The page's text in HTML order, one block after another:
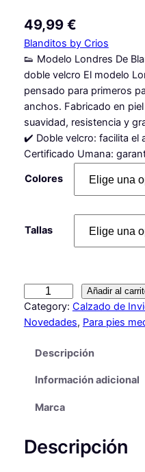
49,99 €
Blanditos by Crios
👟 Modelo Londres De
doble velcro El modelo
pensado para primeros
anchos. Fabricado en
suavidad, resistencia y
✔️ Doble velcro: facilita el
Certificado Umana:
Colores
Tallas
e
p
L
Añadir al
Category: Calzado de
Novedades, Para pies
Descripción
Información adicional
Marca
Descripción